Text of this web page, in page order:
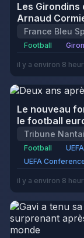
Les Girondins
Arnaud
France Bleu
Football
il y a environ 8
Le nouveau
le football
Tribune
Football
UEFA
il y a environ 8